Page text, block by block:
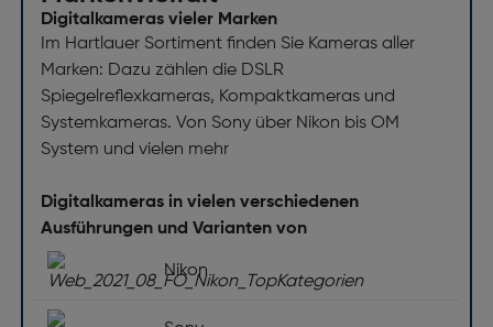
Digitalkameras vieler Marken
Im Hartlauer Sortiment finden Sie Kameras aller
Marken: Dazu zählen die DSLR
Spiegelreflexkameras, Kompaktkameras und
Systemkameras. Von Sony über Nikon bis OM
System und vielen mehr
Digitalkameras in vielen verschiedenen
Ausführungen und Varianten von
Nikon